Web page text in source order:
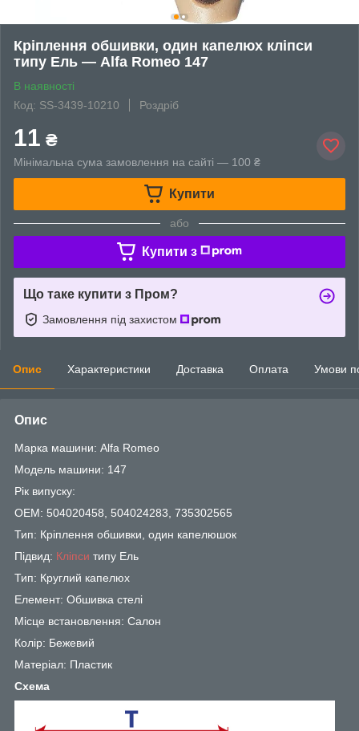
Кріплення обшивки, один капелюх кліпси
типу Ель — Alfa Romeo 147
В наявності
Код: SS-3439-10210
Роздріб
11 ₴
Мінімальна сума замовлення на сайті — 100 ₴
Купити
або
Купити з
Що таке купити з Пром?
Замовлення під захистом
Опис Характеристики Доставка Оплата Умови
Опис
Марка машини: Alfa Romeo
Модель машини: 147
Рік випуску:
OEM: 504020458, 504024283, 735302565
Тип: Кріплення обшивки, один капелюшок
Підвид: Кліпси типу Ель
Тип: Круглий капелюх
Елемент: Обшивка стелі
Місце встановлення: Салон
Колір: Бежевий
Матеріал: Пластик
Схема